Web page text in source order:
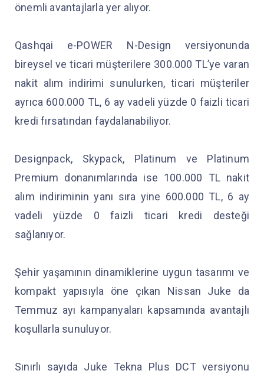
önemli avantajlarla yer alıyor.
Qashqai e-POWER N-Design versiyonunda
bireysel ve ticari müşterilere 300.000 TL’ye varan
nakit alım indirimi sunulurken, ticari müşteriler
ayrıca 600.000 TL, 6 ay vadeli yüzde 0 faizli ticari
kredi fırsatından faydalanabiliyor.
Designpack, Skypack, Platinum ve Platinum
Premium donanımlarında ise 100.000 TL nakit
alım indiriminin yanı sıra yine 600.000 TL, 6 ay
vadeli yüzde 0 faizli ticari kredi desteği
sağlanıyor.
Şehir yaşamının dinamiklerine uygun tasarımı ve
kompakt yapısıyla öne çıkan Nissan Juke da
Temmuz ayı kampanyaları kapsamında avantajlı
koşullarla sunuluyor.
Sınırlı sayıda Juke Tekna Plus DCT versiyonu